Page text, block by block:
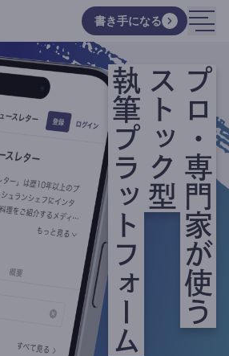
書き手になる
プロ・専門家が使う
ストック型
執筆プラットフォーム